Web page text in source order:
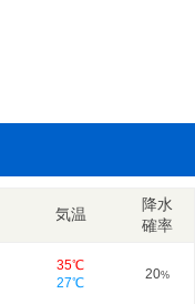
気温
降水
確率
35℃
27℃
20%